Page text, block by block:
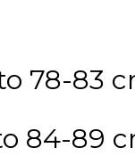
78-83
84-89